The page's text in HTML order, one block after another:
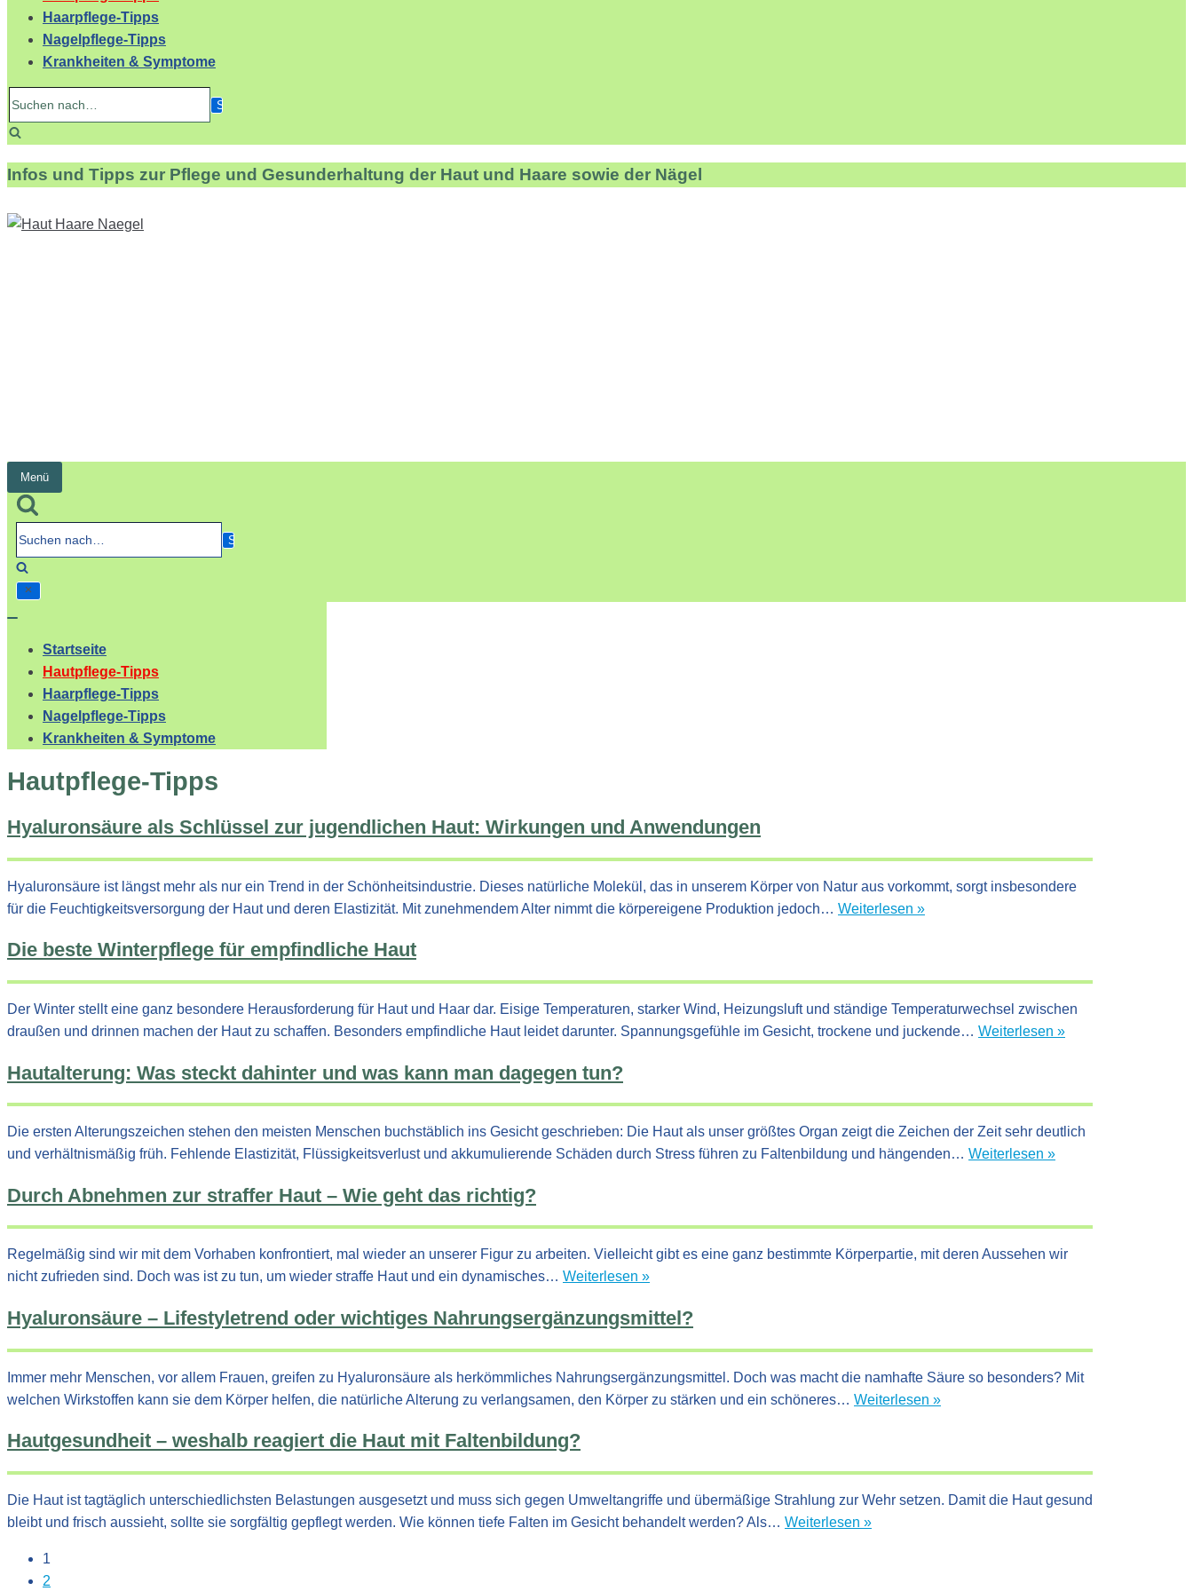
Haarpflege-Tipps
Nagelpflege-Tipps
Krankheiten & Symptome
Suchen
nach…
Infos und Tipps zur Pflege und Gesunderhaltung der Haut und Haare sowie der Nägel
Menü
Navigation
umschalten
Suchen
nach…
Startseite
Hautpflege-Tipps
Haarpflege-Tipps
Nagelpflege-Tipps
Krankheiten & Symptome
Hautpflege-Tipps
Hyaluronsäure als Schlüssel zur jugendlichen Haut: Wirkungen und Anwendungen
Hyaluronsäure ist längst mehr als nur ein Trend in der Schönheitsindustrie. Dieses natürliche Molekül, das in unserem Körper von Natur aus vorkommt, sorgt insbesondere
für die Feuchtigkeitsversorgung der Haut und deren Elastizität. Mit zunehmendem Alter nimmt die körpereigene Produktion jedoch… Weiterlesen »Hyaluronsäure
Haut:
Wirkungen
Die beste Winterpflege für empfindliche Haut
Der Winter stellt eine ganz besondere Herausforderung für Haut und Haar dar. Eisige Temperaturen, starker Wind, Heizungsluft und ständige Temperaturwechsel zwischen
draußen und drinnen machen der Haut zu schaffen. Besonders empfindliche Haut leidet darunter. Spannungsgefühle im Gesicht, trockene und juckende… Weiterlesen »Die
Haut
Hautalterung: Was steckt dahinter und was kann man dagegen tun?
Die ersten Alterungszeichen stehen den meisten Menschen buchstäblich ins Gesicht geschrieben: Die Haut als unser größtes Organ zeigt die Zeichen der Zeit sehr deutlich
und verhältnismäßig früh. Fehlende Elastizität, Flüssigkeitsverlust und akkumulierende Schäden durch Stress führen zu Faltenbildung und hängenden… Weiterlesen »Hautalterung:
was
tun?
Durch Abnehmen zur straffer Haut – Wie geht das richtig?
Regelmäßig sind wir mit dem Vorhaben konfrontiert, mal wieder an unserer Figur zu arbeiten. Vielleicht gibt es eine ganz bestimmte Körperpartie, mit deren Aussehen wir
nicht zufrieden sind. Doch was ist zu tun, um wieder straffe Haut und ein dynamisches… Weiterlesen »Durch
zur
–
Wie
richtig?
Hyaluronsäure – Lifestyletrend oder wichtiges Nahrungsergänzungsmittel?
Immer mehr Menschen, vor allem Frauen, greifen zu Hyaluronsäure als herkömmliches Nahrungsergänzungsmittel. Doch was macht die namhafte Säure so besonders? Mit
welchen Wirkstoffen kann sie dem Körper helfen, die natürliche Alterung zu verlangsamen, den Körper zu stärken und ein schöneres… Weiterlesen »Hyaluronsäure
Nahrungsergänzungsmittel?
Hautgesundheit – weshalb reagiert die Haut mit Faltenbildung?
Die Haut ist tagtäglich unterschiedlichsten Belastungen ausgesetzt und muss sich gegen Umweltangriffe und übermäßige Strahlung zur Wehr setzen. Damit die Haut gesund
bleibt und frisch aussieht, sollte sie sorgfältig gepflegt werden. Wie können tiefe Falten im Gesicht behandelt werden? Als… Weiterlesen »Hautgesundheit
1
2